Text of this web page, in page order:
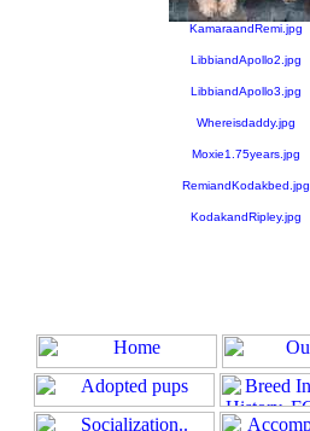
KamaraandRemi.jpg
LibbiandApollo2.jpg
LibbiandApollo3.jpg
Whereisdaddy.jpg
Moxie1.75years.jpg
RemiandKodakbed.jpg
KodakandRipley.jpg